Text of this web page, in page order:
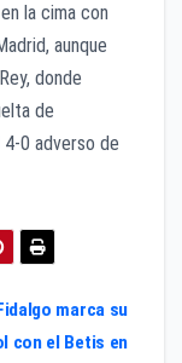
la cima con
aunque
donde
de
0 adverso de
marca su
con el Betis en